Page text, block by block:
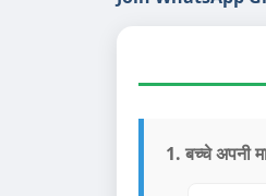
1. बच्चे अपनी